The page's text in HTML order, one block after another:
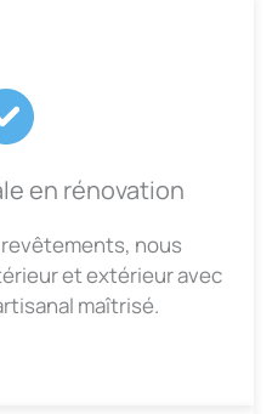
en rénovation
nous
et extérieur avec
maîtrisé.